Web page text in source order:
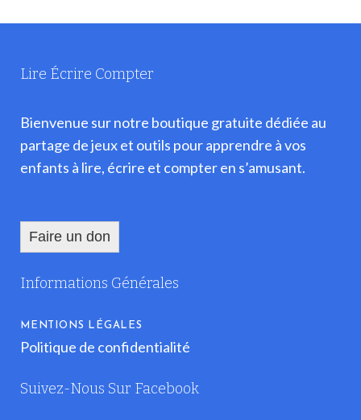
Lire Écrire Compter
Bienvenue sur notre boutique gratuite dédiée au
partage de jeux et outils pour apprendre à vos
enfants à lire, écrire et compter en s’amusant.
Faire un don
Informations Générales
MENTIONS LÉGALES
Politique de confidentialité
Suivez-Nous Sur Facebook